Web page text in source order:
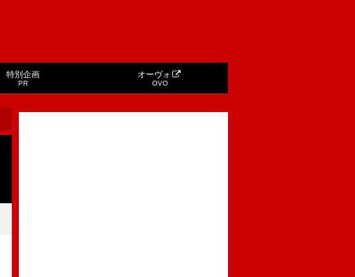
特別企画
PR
オーヴォ
OVO